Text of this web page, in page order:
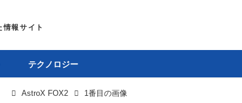
テクノロジー
AstroX FOX2 1番目の画像